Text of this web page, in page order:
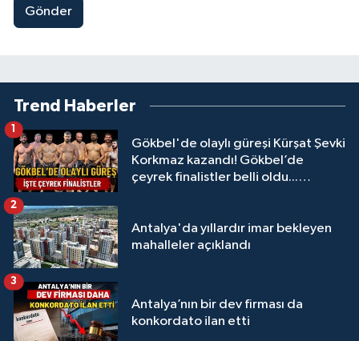
Gönder
Trend Haberler
Gökbel'de olaylı güreşi Kürşat Şevki
Korkmaz kazandı! Gökbel’de
çeyrek finalistler belli oldu...
1
Antalya'da yıllardır imar bekleyen
mahalleler açıklandı
2
Antalya’nın bir dev firması da
konkordato ilan etti
3